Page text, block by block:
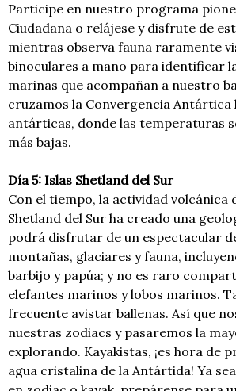
Participe en nuestro programa
Ciudadana o relájese y disfrute de
mientras observa fauna raramente
binoculares a mano para identificar
marinas que acompañan a nuestro
cruzamos la Convergencia Antártica
antárticas, donde las temperaturas
más bajas.
Día 5: Islas Shetland del Sur
Con el tiempo, la actividad volcánica
Shetland del Sur ha creado una
podrá disfrutar de un espectacular
montañas, glaciares y fauna,
barbijo y papúa; y no es raro
elefantes marinos y lobos marinos.
frecuente avistar ballenas. Así que
nuestras zodiacs y pasaremos la
explorando. Kayakistas, ¡es hora de
agua cristalina de la Antártida! Ya